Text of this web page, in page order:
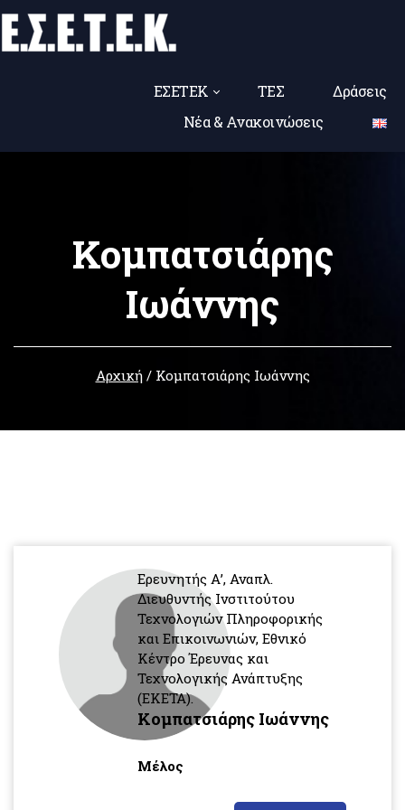
ΕΣΕΤΕΚ ΤΕΣ
Δράσεις
Νέα & Ανακοινώσεις
Κομπατσιάρης
Ιωάννης
Αρχική/ Κομπατσιάρης Ιωάννης
Ερευνητής Α’, Αναπλ.
Διευθυντής Ινστιτούτου
Τεχνολογιών Πληροφορικής
και Επικοινωνιών, Εθνικό
Κέντρο Έρευνας και
Τεχνολογικής Ανάπτυξης
(ΕΚΕΤΑ).
Κομπατσιάρης Ιωάννης
Μέλος